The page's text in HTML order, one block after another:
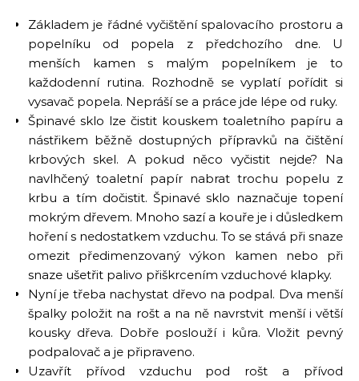
Základem je řádné vyčištění spalovacího prostoru a
popelníku od popela z předchozího dne. U
menších kamen s malým popelníkem je to
každodenní rutina. Rozhodně se vyplatí pořídit si
vysavač popela. Nepráší se a práce jde lépe od ruky.
Špinavé sklo lze čistit kouskem toaletního papíru a
nástřikem běžně dostupných přípravků na čištění
krbových skel. A pokud něco vyčistit nejde? Na
navlhčený toaletní papír nabrat trochu popelu z
krbu a tím dočistit. Špinavé sklo naznačuje topení
mokrým dřevem. Mnoho sazí a kouře je i důsledkem
hoření s nedostatkem vzduchu. To se stává při snaze
omezit předimenzovaný výkon kamen nebo při
snaze ušetřit palivo přiškrcením vzduchové klapky.
Nyní je třeba nachystat dřevo na podpal. Dva menší
špalky položit na rošt a na ně navrstvit menší i větší
kousky dřeva. Dobře poslouží i kůra. Vložit pevný
podpalovač a je připraveno.
Uzavřít přívod vzduchu pod rošt a přívod